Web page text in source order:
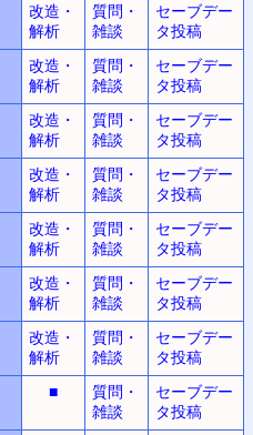
改造・
解析
質問・
雑談
セーブデー
タ投稿
改造・
解析
質問・
雑談
セーブデー
タ投稿
改造・
解析
質問・
雑談
セーブデー
タ投稿
改造・
解析
質問・
雑談
セーブデー
タ投稿
改造・
解析
質問・
雑談
セーブデー
タ投稿
改造・
解析
質問・
雑談
セーブデー
タ投稿
改造・
解析
質問・
雑談
セーブデー
タ投稿
■
質問・
雑談
セーブデー
タ投稿